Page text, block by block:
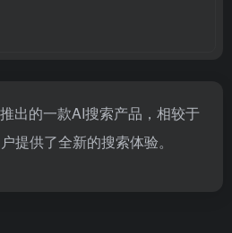
出的一款AI搜索产品，相较于
提供了全新的搜索体验。